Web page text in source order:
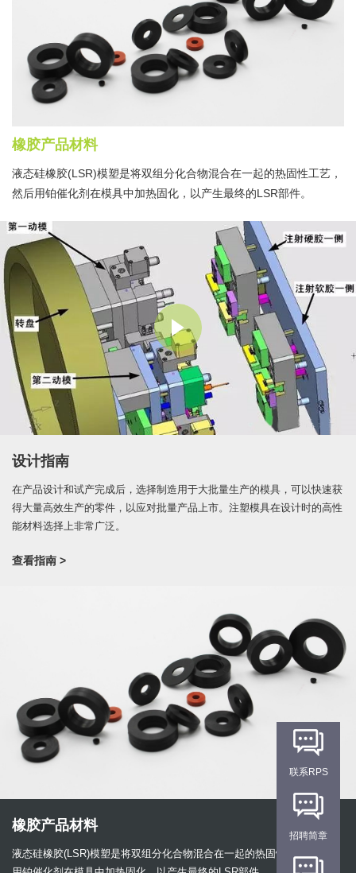
橡胶产品材料
液态硅橡胶(LSR)模塑是将双组分化合物混合在一起的热固性工艺，
然后用铂催化剂在模具中加热固化，以产生最终的LSR部件。
设计指南
在产品设计和试产完成后，选择制造用于大批量生产的模具，可以快速获
得大量高效生产的零件，以应对批量产品上市。注塑模具在设计时的高性
能材料选择上非常广泛。
查看指南 >
橡胶产品材料
液态硅橡胶(LSR)模塑是将双组分化合物混合在一起的热固性工艺，然后
联系RPS
招聘简章